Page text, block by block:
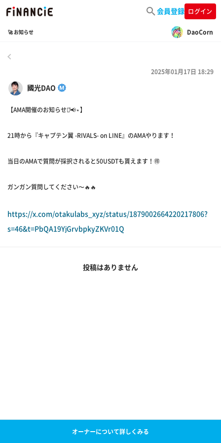
会員登録 ログイン
🚀 お知らせ DaoCorn
國光DAO
2025年01月17日 18:29
【AMA開催のお知らせ⋆͛📢⋆】
21時から『キャプテン翼 -RIVALS- on LINE』のAMAやります！
当日のAMAで質問が採択されると50USDTも貰えます！🉐
ガンガン質問してください〜🔥🔥
https://x.com/otakulabs_xyz/status/1879002664220217806?
s=46&t=PbQA19YjGrvbpkyZKVr01Q
投稿はありません
オーナーについて詳しくみる